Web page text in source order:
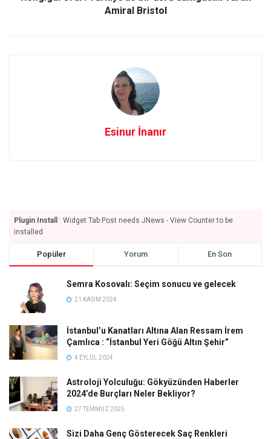
Amiral Bristol
Esinur İnanır
Plugin Install
: Widget Tab Post needs JNews - View Counter to be
installed
Popüler Yorum En Son
Semra Kosovalı: Seçim sonucu ve gelecek
21 KASIM 2024
İstanbul’u Kanatları Altına Alan Ressam İrem
Çamlıca : “İstanbul Yeri Göğü Altın Şehir”
4 EYLÜL 2024
Astroloji Yolculuğu: Gökyüzünden Haberler
2024’de Burçları Neler Bekliyor?
27 TEMMUZ 2025
Sizi Daha Genç Gösterecek Saç Renkleri